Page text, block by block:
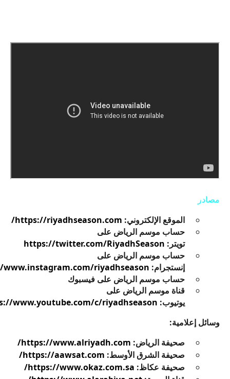
مصادر
الموقع الإلكتروني: https://riyadhseason.com/
حساب موسم الرياض على
تويتر: https://twitter.com/RiyadhSeason
حساب موسم الرياض على
إنستجرام: riyadhseason/
حساب موسم الرياض على فيسبوك
قناة موسم الرياض على
يوتيوب: www.youtube.com/c/riyadhseason
وسائل إعلامية:
صحيفة الرياض: https://www.alriyadh.com/
صحيفة الشرق الأوسط: https://aawsat.com/
صحيفة عكاظ: https://www.okaz.com.sa/